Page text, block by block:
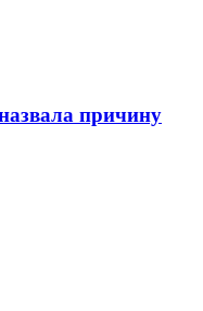
причину